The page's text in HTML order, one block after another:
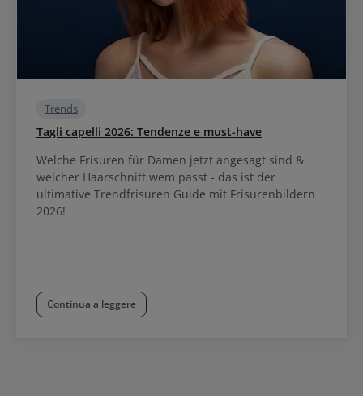
Trends
Tagli capelli 2026: Tendenze e must-have
Welche Frisuren für Damen jetzt angesagt sind &
welcher Haarschnitt wem passt - das ist der
ultimative Trendfrisuren Guide mit Frisurenbildern
2026!
Continua a leggere